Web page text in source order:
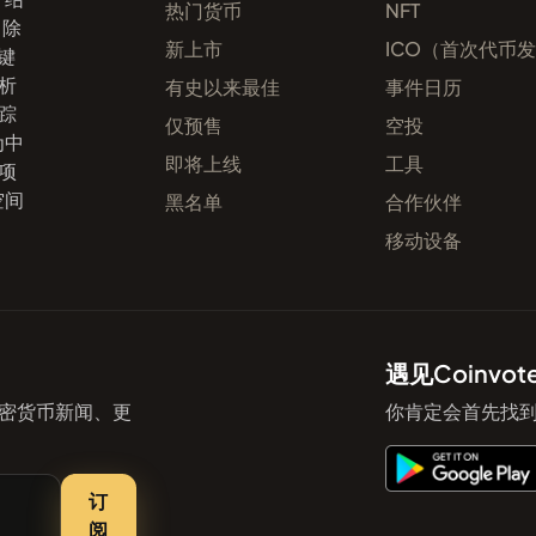
热门货币
新上市
有史以来最佳
仅预售
即将上线
黑名单
NFT
ICO（首次代币
事件日历
空投
工具
合作伙伴
移动设备
货币新闻、更
订
阅
遇见
你肯定会首先找